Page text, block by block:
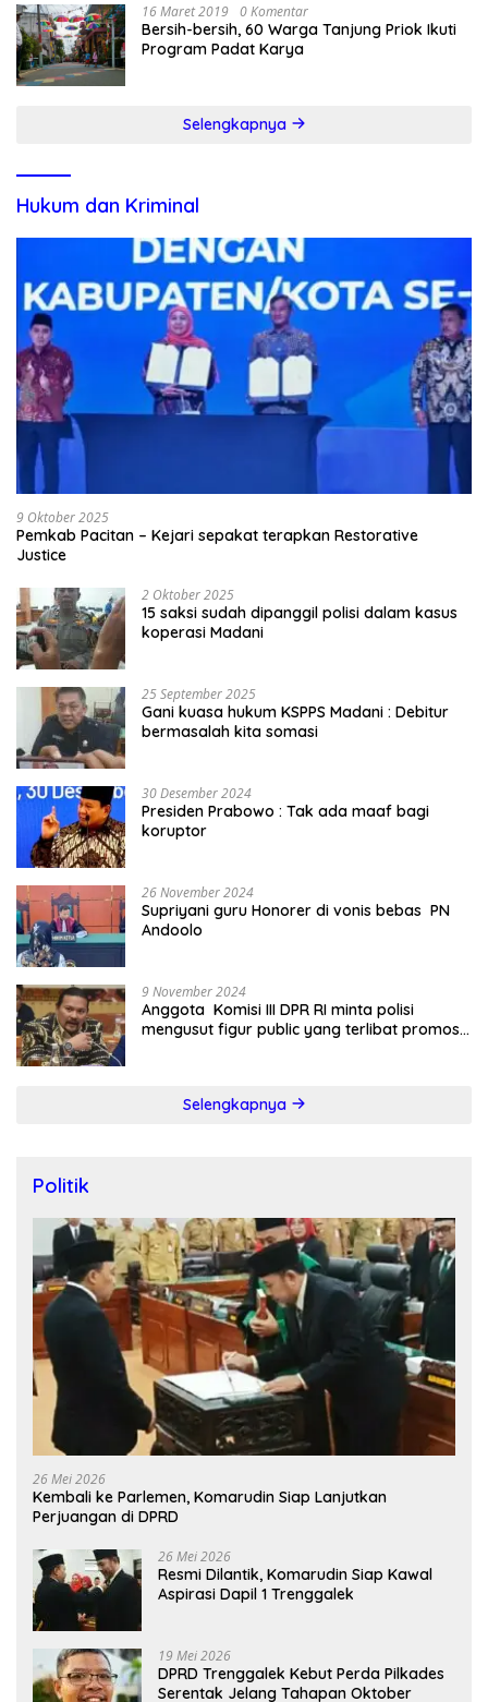
16 Maret 2019 0 Komentar
Bersih-bersih, 60 Warga Tanjung Priok Ikuti
Program Padat Karya
Selengkapnya
Hukum dan Kriminal
9 Oktober 2025
Pemkab Pacitan – Kejari sepakat terapkan Restorative
Justice
2 Oktober 2025
15 saksi sudah dipanggil polisi dalam kasus
koperasi Madani
25 September 2025
Gani kuasa hukum KSPPS Madani : Debitur
bermasalah kita somasi
30 Desember 2024
Presiden Prabowo : Tak ada maaf bagi
koruptor
26 November 2024
Supriyani guru Honorer di vonis bebas PN
Andoolo
9 November 2024
Anggota Komisi III DPR RI minta polisi
mengusut figur public yang terlibat promosi
Selengkapnya
Politik
26 Mei 2026
Kembali ke Parlemen, Komarudin Siap Lanjutkan
Perjuangan di DPRD
26 Mei 2026
Resmi Dilantik, Komarudin Siap Kawal
Aspirasi Dapil 1 Trenggalek
19 Mei 2026
DPRD Trenggalek Kebut Perda Pilkades
Serentak Jelang Tahapan Oktober